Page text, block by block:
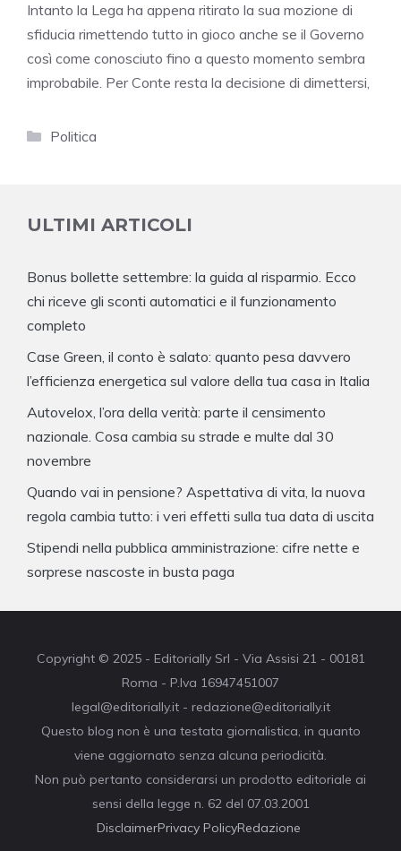
Intanto la Lega ha appena ritirato la sua mozione di
sfiducia rimettendo tutto in gioco anche se il Governo
così come conosciuto fino a questo momento sembra
improbabile. Per Conte resta la decisione di dimettersi,
Categorie
Politica
ULTIMI ARTICOLI
Bonus bollette settembre: la guida al risparmio. Ecco
chi riceve gli sconti automatici e il funzionamento
completo
Case Green, il conto è salato: quanto pesa davvero
l’efficienza energetica sul valore della tua casa in Italia
Autovelox, l’ora della verità: parte il censimento
nazionale. Cosa cambia su strade e multe dal 30
novembre
Quando vai in pensione? Aspettativa di vita, la nuova
regola cambia tutto: i veri effetti sulla tua data di uscita
Stipendi nella pubblica amministrazione: cifre nette e
sorprese nascoste in busta paga
Copyright © 2025 - Editorially Srl - Via Assisi 21 - 00181
Roma - P.Iva 16947451007
legal@editorially.it - redazione@editorially.it
Questo blog non è una testata giornalistica, in quanto
viene aggiornato senza alcuna periodicità.
Non può pertanto considerarsi un prodotto editoriale ai
sensi della legge n. 62 del 07.03.2001
DisclaimerPrivacy PolicyRedazione